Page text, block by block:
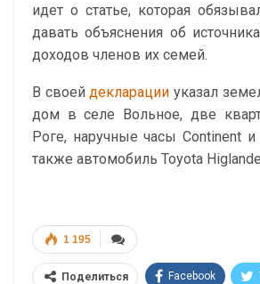
идет о статье, которая
давать объяснения об
доходов членов их семей.
В своей декларации указал
дом в селе Вольное, две
Роге, наручные часы Continent
также автомобиль Toyota
1 195
Поделиться Facebook